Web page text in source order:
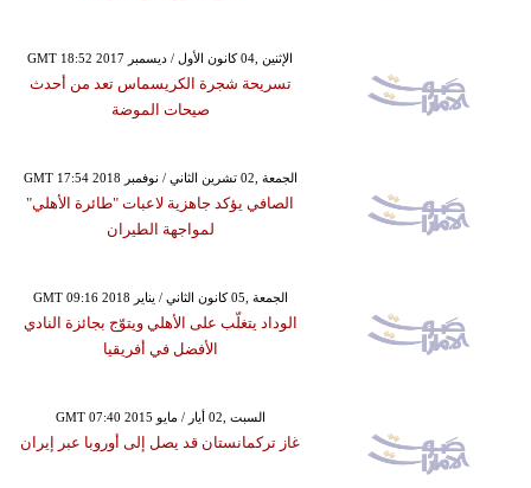
GMT 18:52 2017 الإثنين ,04 كانون الأول / ديسمبر
تسريحة شجرة الكريسماس تعد من أحدث
صيحات الموضة
GMT 17:54 2018 الجمعة ,02 تشرين الثاني / نوفمبر
الصافي يؤكد جاهزية لاعبات "طائرة الأهلي"
لمواجهة الطيران
GMT 09:16 2018 الجمعة ,05 كانون الثاني / يناير
الوداد يتغلّب على الأهلي ويتوّج بجائزة النادي
الأفضل في أفريقيا
GMT 07:40 2015 السبت ,02 أيار / مايو
غاز تركمانستان قد يصل إلى أوروبا عبر إيران